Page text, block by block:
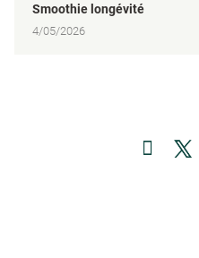
Smoothie longévité
4/05/2026